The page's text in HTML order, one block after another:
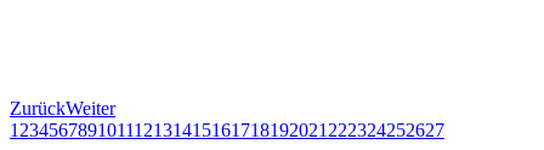
ZurückWeiter
1 23456789101112131415161718192021 222324252627